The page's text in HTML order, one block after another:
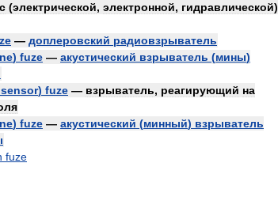
с (электрической, электронной, гидравлической)
— доплеровский радиовзрыватель
) fuze — акустический взрыватель (мины)
sensor) fuze — взрыватель, реагирующий на
) fuze — акустический (минный) взрыватель
fuze